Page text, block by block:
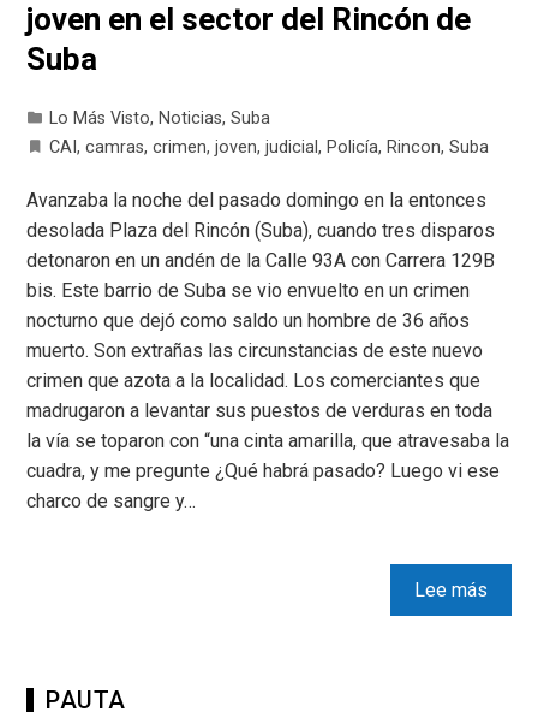
joven en el sector del Rincón de
Suba
Lo Más Visto, Noticias,Suba
CAI,camras,crimen,joven,judicial, Policía, Rincon,Suba
Avanzaba la noche del pasado domingo en la entonces
desolada Plaza del Rincón (Suba), cuando tres disparos
detonaron en un andén de la Calle 93A con Carrera 129B
bis. Este barrio de Suba se vio envuelto en un crimen
nocturno que dejó como saldo un hombre de 36 años
muerto. Son extrañas las circunstancias de este nuevo
crimen que azota a la localidad. Los comerciantes que
madrugaron a levantar sus puestos de verduras en toda
la vía se toparon con “una cinta amarilla, que atravesaba la
cuadra, y me pregunte ¿Qué habrá pasado? Luego vi ese
charco de sangre y…
Lee más
PAUTA